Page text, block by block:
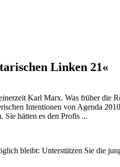
Linken 21«
Karl Marx. Was früher die
Intentionen von Agenda
Sie hätten es den Profis ...
bleibt: Unterstützen Sie die